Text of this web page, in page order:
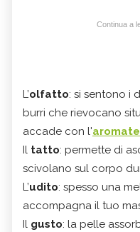
Continua a
L’olfatto: si sentono i
burri che rievocano
accade con l'
Il tatto: permette di
scivolano sul corpo
L’udito: spesso una
accompagna il tuo
Il gusto: la pelle